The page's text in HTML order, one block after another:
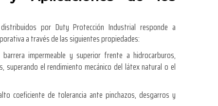
por Duty Protección Industrial responde a
a través de las siguientes propiedades:
barrera impermeable y superior frente a hidrocarburos,
el rendimiento mecánico del látex natural o el
coeficiente de tolerancia ante pinchazos, desgarros y